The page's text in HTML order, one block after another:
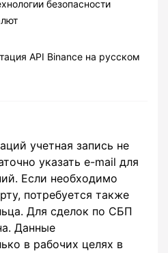
безопасности
API Binance на русском
учетная запись не
указать e-mail для
Если необходимо
потребуется также
Для сделок по СБП
Данные
в рабочих целях в